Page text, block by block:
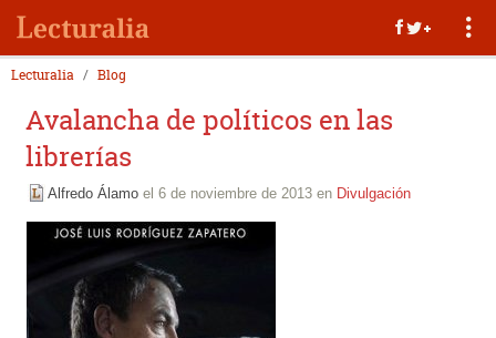
Lecturalia Blog
Avalancha de políticos en las
librerías
Alfredo Álamo el 6 de noviembre de 2013 en Divulgación